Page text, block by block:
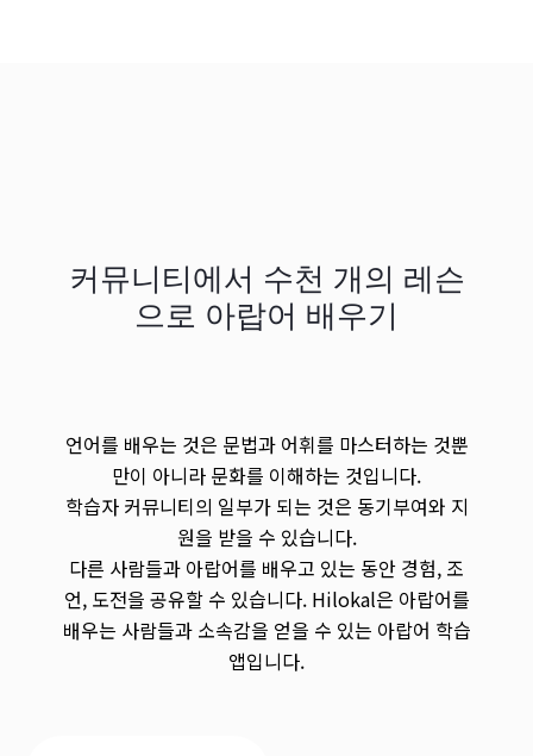
커뮤니티에서 수천 개의 레슨
으로 아랍어 배우기
언어를 배우는 것은 문법과 어휘를 마스터하는 것뿐
만이 아니라 문화를 이해하는 것입니다.
학습자 커뮤니티의 일부가 되는 것은 동기부여와 지
원을 받을 수 있습니다.
다른 사람들과 아랍어를 배우고 있는 동안 경험, 조
언, 도전을 공유할 수 있습니다. Hilokal은 아랍어를
배우는 사람들과 소속감을 얻을 수 있는 아랍어 학습
앱입니다.